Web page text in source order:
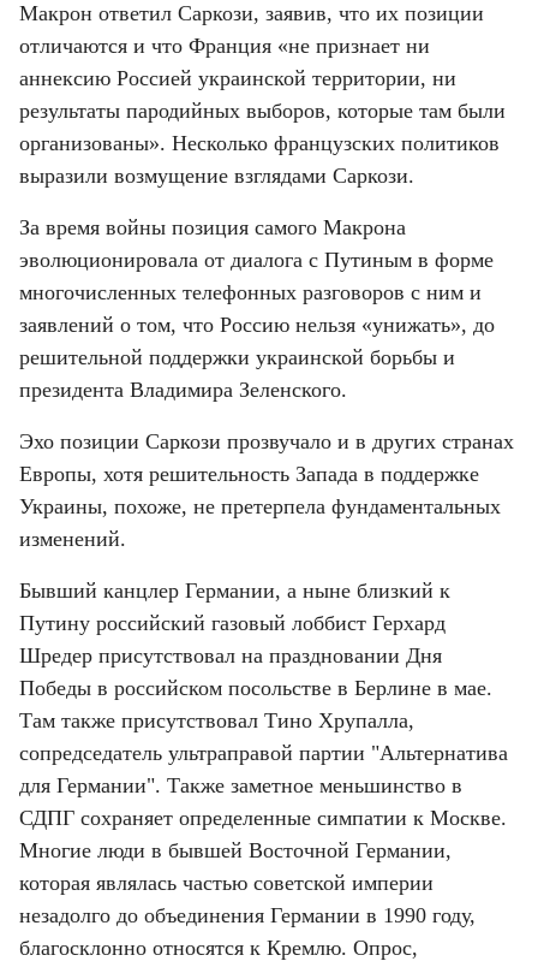
Макрон ответил Саркози, заявив, что их позиции
отличаются и что Франция «не признает ни
аннексию Россией украинской территории, ни
результаты пародийных выборов, которые там были
организованы». Несколько французских политиков
выразили возмущение взглядами Саркози.
За время войны позиция самого Макрона
эволюционировала от диалога с Путиным в форме
многочисленных телефонных разговоров с ним и
заявлений о том, что Россию нельзя «унижать», до
решительной поддержки украинской борьбы и
президента Владимира Зеленского.
Эхо позиции Саркози прозвучало и в других странах
Европы, хотя решительность Запада в поддержке
Украины, похоже, не претерпела фундаментальных
изменений.
Бывший канцлер Германии, а ныне близкий к
Путину российский газовый лоббист Герхард
Шредер присутствовал на праздновании Дня
Победы в российском посольстве в Берлине в мае.
Там также присутствовал Тино Хрупалла,
сопредседатель ультраправой партии "Альтернатива
для Германии". Также заметное меньшинство в
СДПГ сохраняет определенные симпатии к Москве.
Многие люди в бывшей Восточной Германии,
которая являлась частью советской империи
незадолго до объединения Германии в 1990 году,
благосклонно относятся к Кремлю. Опрос,